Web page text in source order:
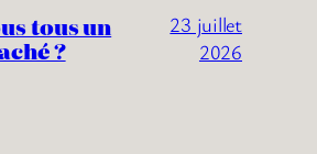
tous un
?
23 juillet
2026